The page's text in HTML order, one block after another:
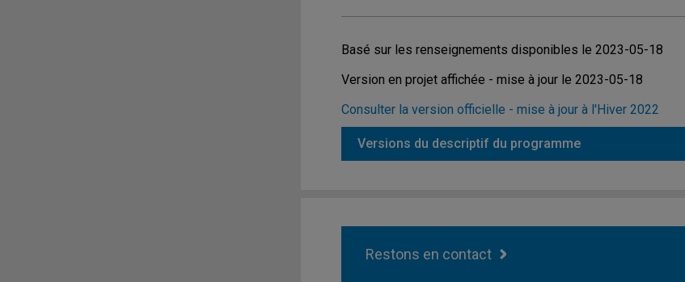
Basé sur les renseignements disponibles le 2023-05-18
Version en projet affichée - mise à jour le 2023-05-18
Consulter la version officielle - mise à jour à l'Hiver 2022
Versions du descriptif du programme
Restons en contact